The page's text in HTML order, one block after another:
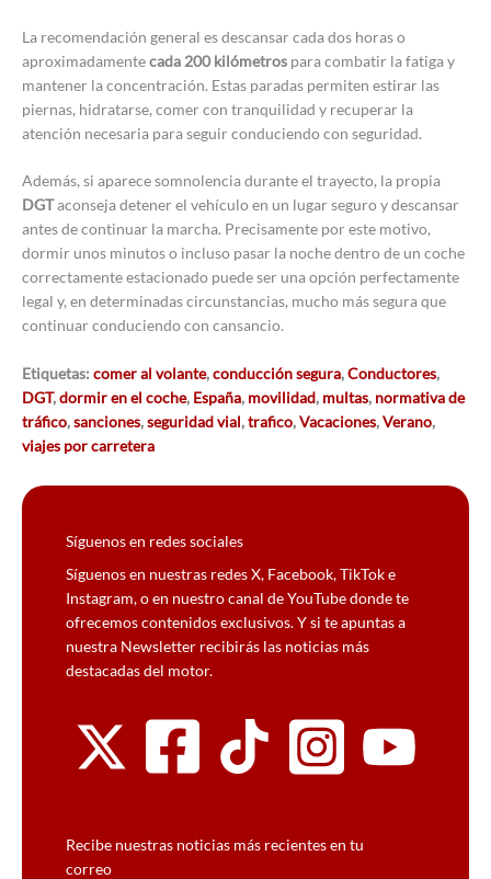
La recomendación general es descansar cada dos horas o
aproximadamentecada 200 kilómetros para combatir la fatiga y
mantener la concentración. Estas paradas permiten estirar las
piernas, hidratarse, comer con tranquilidad y recuperar la
atención necesaria para seguir conduciendo con seguridad.
Además, si aparece somnolencia durante el trayecto, la propia
DGTaconseja detener el vehículo en un lugar seguro y descansar
antes de continuar la marcha. Precisamente por este motivo,
dormir unos minutos o incluso pasar la noche dentro de un coche
correctamente estacionado puede ser una opción perfectamente
legal y, en determinadas circunstancias, mucho más segura que
continuar conduciendo con cansancio.
Etiquetas: comer al volante,conducción segura,Conductores,
DGT,dormir en el coche, España, movilidad, multas, normativa de
tráfico,sanciones,seguridad vial,trafico,Vacaciones,Verano,
viajes por carretera
Síguenos en redes sociales
Síguenos en nuestras redes X, Facebook, TikTok e
Instagram, o en nuestro canal de YouTube donde te
ofrecemos contenidos exclusivos. Y si te apuntas a
nuestra Newsletter recibirás las noticias más
destacadas del motor.
Recibe nuestras noticias más recientes en tu
correo